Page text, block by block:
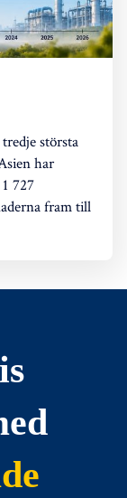
största
har
727
fram till